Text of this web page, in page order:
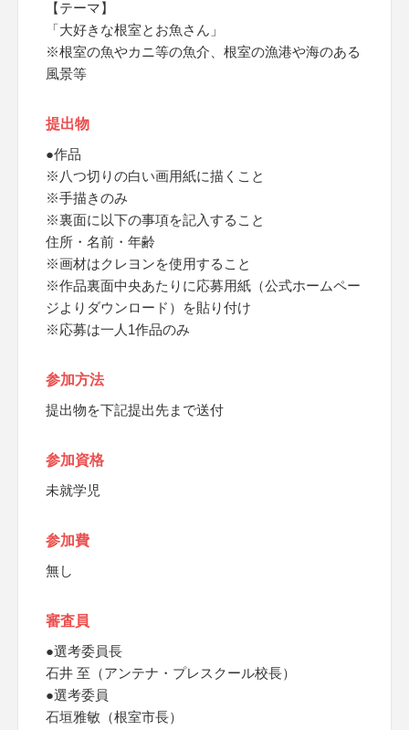
【テーマ】
「大好きな根室とお魚さん」
※根室の魚やカニ等の魚介、根室の漁港や海のある
風景等
提出物
●作品
※八つ切りの白い画用紙に描くこと
※手描きのみ
※裏面に以下の事項を記入すること
住所・名前・年齢
※画材はクレヨンを使用すること
※作品裏面中央あたりに応募用紙（公式ホームペー
ジよりダウンロード）を貼り付け
※応募は一人1作品のみ
参加方法
提出物を下記提出先まで送付
参加資格
未就学児
参加費
無し
審査員
●選考委員長
石井 至（アンテナ・プレスクール校長）
●選考委員
石垣雅敏（根室市長）